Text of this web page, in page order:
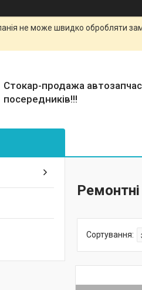
не може швидко обробляти
Стокар-продажа
посередників!!!